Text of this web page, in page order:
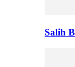
Salih